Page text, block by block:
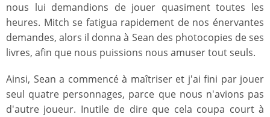
nous lui demandions de jouer quasiment toutes les
heures. Mitch se fatigua rapidement de nos énervantes
demandes, alors il donna à Sean des photocopies de ses
livres, afin que nous puissions nous amuser tout seuls.
Ainsi, Sean a commencé à maîtriser et j'ai fini par jouer
seul quatre personnages, parce que nous n'avions pas
d'autre joueur. Inutile de dire que cela coupa court à